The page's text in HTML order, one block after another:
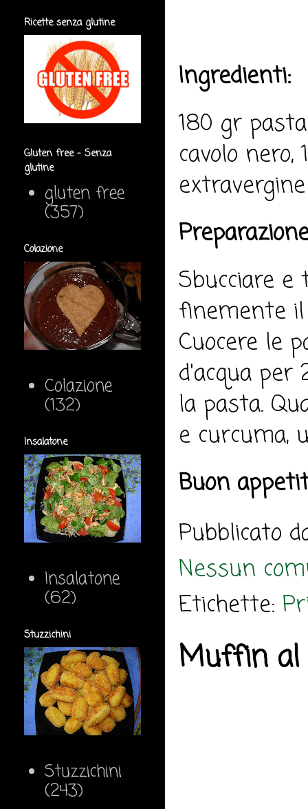
Ingredienti:
180 gr
cavolo
Sbucciare
finemente il
Cuocere le
d'acqua
la pasta.
e curcuma,
Buon
Pubblicato
Nessun
Etichette:
Muffin al
Ricette senza glutine
Gluten free - Senza
glutine
gluten free
(357)
Colazione
Colazione
(132)
Insalatone
Insalatone
(62)
Stuzzichini
Stuzzichini
(243)